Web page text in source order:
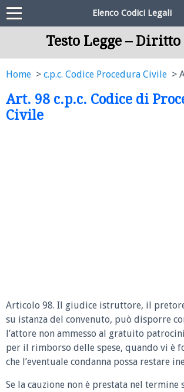
Elenco Codici Legali
Testo Legge – Diritto
Home c.p.c. Codice Procedura Civile
Art. 98 c.p.c. Codice di
Civile
Articolo 98. Il giudice istruttore, il
su istanza del convenuto, può disporre
l’attore non ammesso al gratuito
per il rimborso delle spese, quando vi è
che l’eventuale condanna possa restare
Se la cauzione non è prestata nel